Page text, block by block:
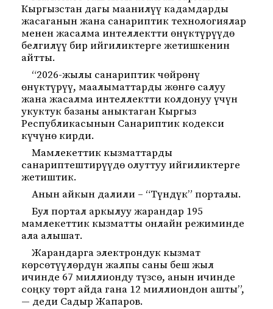
Кыргызстан дагы маанилүү кадамдарды
жасаганын жана санариптик технологиялар
менен жасалма интеллектти өнүктүрүүдө
белгилүү бир ийгиликтерге жетишкенин
айтты.
“2026-жылы санариптик чөйрөнү
өнүктүрүү, маалыматтарды жөнгө салуу
жана жасалма интеллектти колдонуу үчүн
укуктук базаны аныктаган Кыргыз
Республикасынын Санариптик кодекси
күчүнө кирди.
Мамлекеттик кызматтарды
санариптештирүүдө олуттуу ийгиликтерге
жетиштик.
Анын айкын далили – “Түндүк” порталы.
Бул портал аркылуу жарандар 195
мамлекеттик кызматты онлайн режиминде
ала алышат.
Жарандарга электрондук кызмат
көрсөтүүлөрдүн жалпы саны беш жыл
ичинде 67 миллионду түзсө, анын ичинде
соңку төрт айда гана 12 миллиондон ашты”,
— деди Садыр Жапаров.